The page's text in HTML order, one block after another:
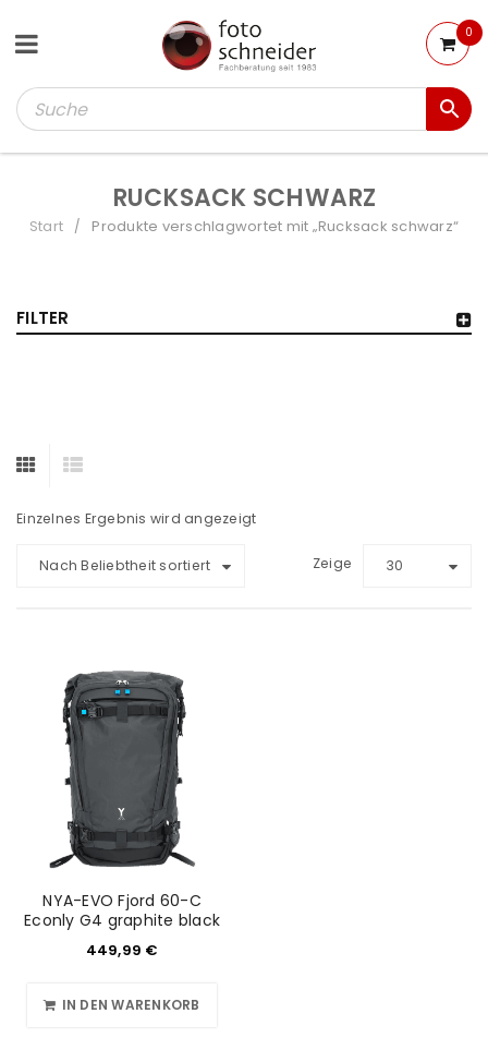
0
RUCKSACK SCHWARZ
Start / Produkte verschlagwortet mit „Rucksack schwarz“
FILTER
Einzelnes Ergebnis wird angezeigt
Nach Beliebtheit sortiert Zeige 30
NYA-EVO Fjord 60-C
Econly G4 graphite black
449,99 €
IN DEN WARENKORB